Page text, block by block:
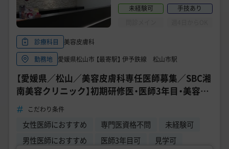
未経験可
手技あり
診療科目
美容皮膚科
勤務地
愛媛県松山市 【最寄駅】 伊予鉄線 松山市駅
【愛媛県／松山／美容皮膚科専任医師募集／SBC湘
南美容クリニック】初期研修医・医師3年目・美容未
経験など募集／週4日～勤務OK（ドクターコネク
ト）
こだわり条件
女性医師におすすめ 専門医資格不問
未経験可
男性医師におすすめ
医師3年目可 見学可